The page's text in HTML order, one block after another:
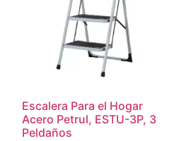
Escalera Para el Hogar
Acero Petrul, ESTU-3P, 3
Peldaños